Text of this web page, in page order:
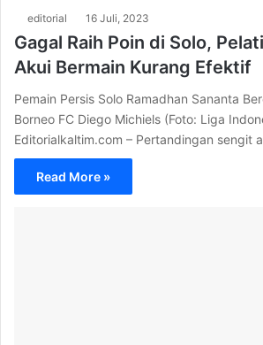
editorial 16 Juli, 2023
Gagal Raih Poin di Solo,
Akui Bermain Kurang Efektif
Pemain Persis Solo Ramadhan Sananta
Borneo FC Diego Michiels (Foto: Liga
Editorialkaltim.com – Pertandingan sengit
Read More »